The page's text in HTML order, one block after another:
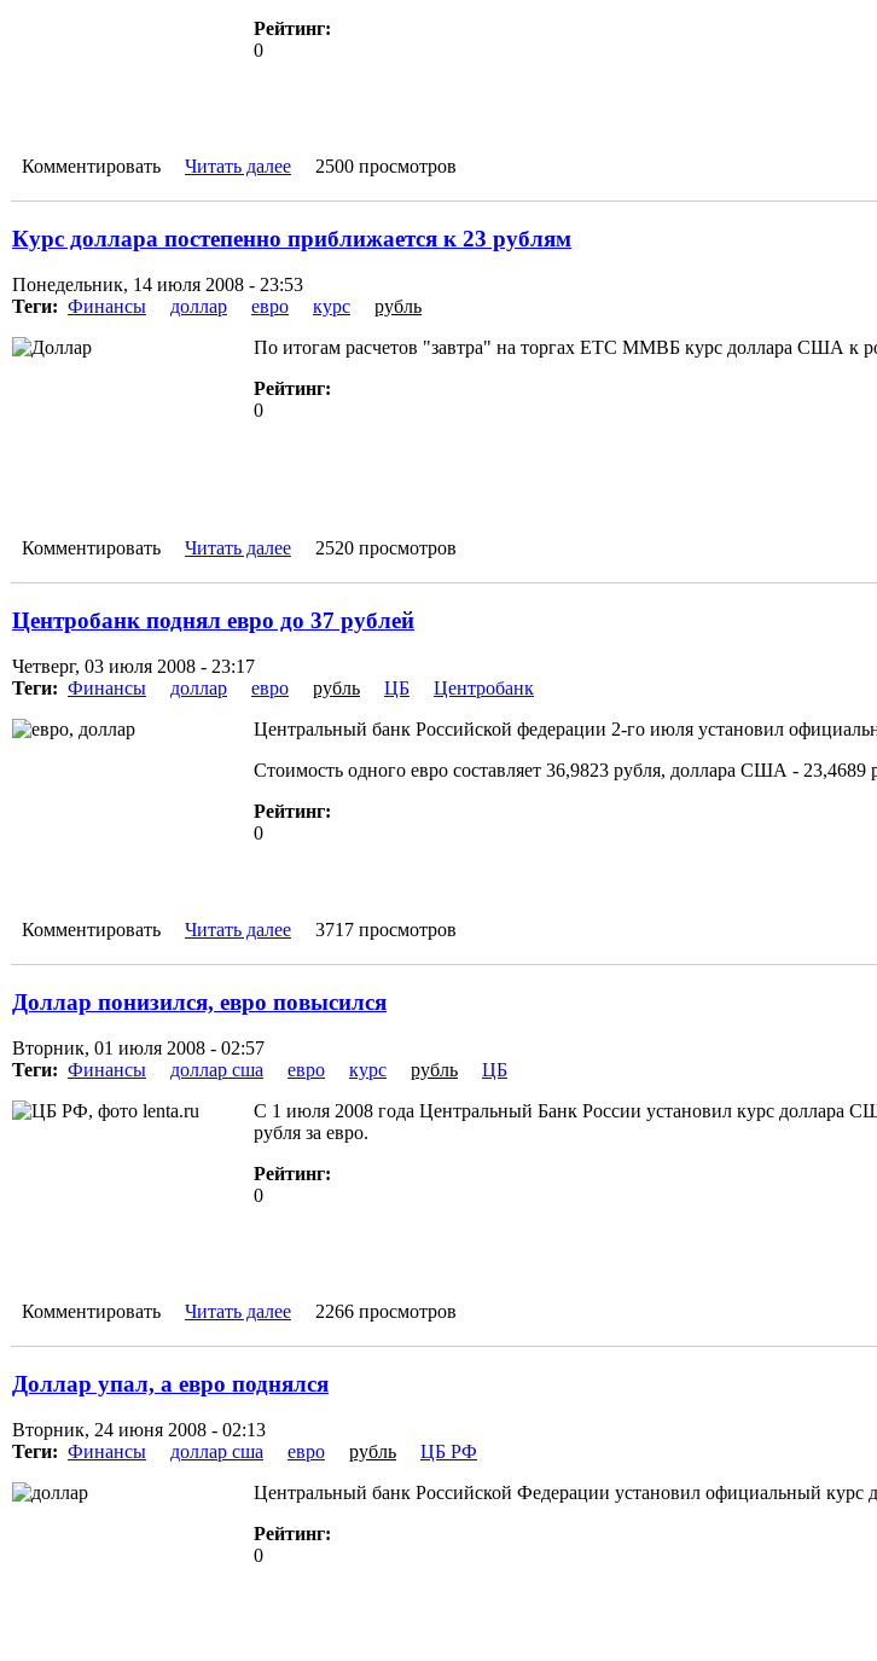
Рейтинг:
0
Комментировать Читать далее 2500 просмотров
Курс доллара постепенно приближается к 23 рублям
Понедельник, 14 июля 2008 - 23:53
Теги: Финансы доллар евро курс
рубль
По итогам расчетов "завтра" на торгах ЕТС ММВБ курс доллара США к
Рейтинг:
0
Комментировать Читать далее 2520 просмотров
Центробанк поднял евро до 37 рублей
Четверг, 03 июля 2008 - 23:17
Теги: Финансы доллар евро рубль ЦБ
Центробанк
Центральный банк Российской федерации 2-го июля установил
Стоимость одного евро составляет 36,9823 рубля, доллара США - 23,4689
Рейтинг:
0
Комментировать Читать далее 3717 просмотров
Доллар понизился, евро повысился
Вторник, 01 июля 2008 - 02:57
Теги: Финансы доллар сша евро курс рубль
ЦБ
С 1 июля 2008 года Центральный Банк России установил курс доллара
рубля за евро.
Рейтинг:
0
Комментировать Читать далее 2266 просмотров
Доллар упал, а евро поднялся
Вторник, 24 июня 2008 - 02:13
Теги: Финансы доллар сша евро рубль
ЦБ РФ
Центральный банк Российской Федерации установил официальный
Рейтинг:
0